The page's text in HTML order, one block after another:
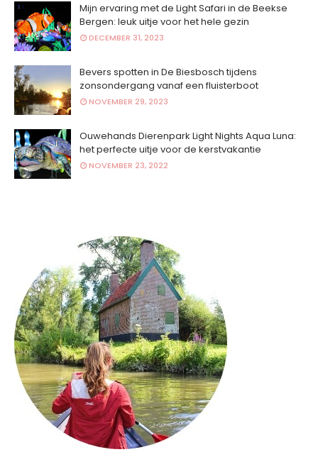
Mijn ervaring met de Light Safari in de Beekse
Bergen: leuk uitje voor het hele gezin
DECEMBER 31, 2023
Bevers spotten in De Biesbosch tijdens
zonsondergang vanaf een fluisterboot
NOVEMBER 29, 2023
Ouwehands Dierenpark Light Nights Aqua Luna:
het perfecte uitje voor de kerstvakantie
NOVEMBER 23, 2022